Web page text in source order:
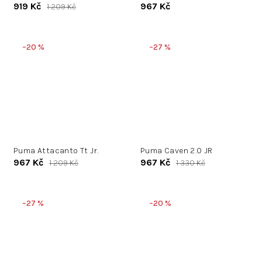
919 Kč 1 209 Kč 967 Kč
–20 %
Puma Attacanto Tt Jr.
967 Kč 1 209 Kč
–27 %
Puma Caven 2.0 JR
967 Kč 1 330 Kč
–27 % –20 %